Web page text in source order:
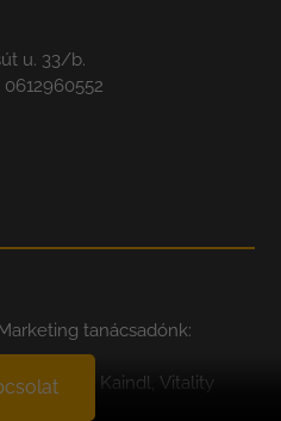
u. 33/b.
0612960552
tanácsadónk:
,Egger Kaindl ,Vitality